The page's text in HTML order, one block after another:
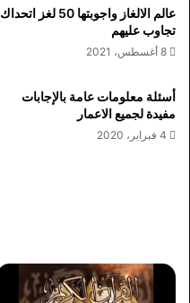
عالم الالغاز واجوبتها 50 لغز اتحداك
تجاوب عليهم
8 أغسطس، 2021
أسئلة معلومات عامة بالإجابات
مفيدة لجميع الاعمار
4 فبراير، 2020